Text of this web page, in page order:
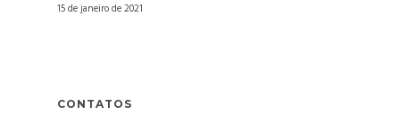
15 de janeiro de 2021
CONTATOS